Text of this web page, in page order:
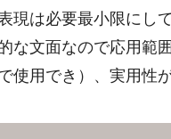
現は必要最小限にし
な文面なので応用範
使用でき）、実用性